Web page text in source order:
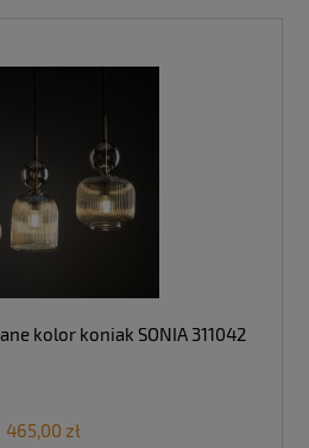
kolor koniak SONIA 311042
465,00 zł